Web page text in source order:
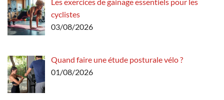
Les exercices de gainage essentiels pour les
cyclistes
03/08/2026
Quand faire une étude posturale vélo ?
01/08/2026